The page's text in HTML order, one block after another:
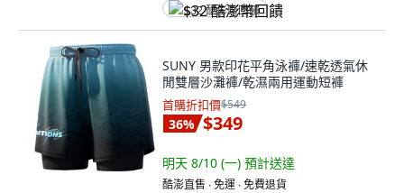
$32 酷澎幣回饋
SUNY 男款印花平角泳褲/速乾透氣休
閒雙層沙灘褲/乾濕兩用運動短褲
首購折扣價$549
36% $349
明天 8/10 (一) 預計送達
酷澎直售 ∙ 免運 ∙ 免費退貨